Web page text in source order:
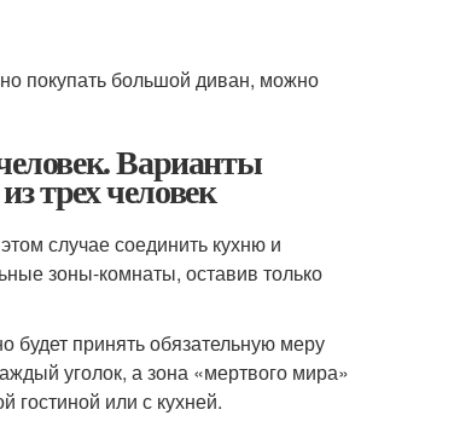
покупать большой диван, можно
Варианты
трех человек
случае соединить кухню и
зоны-комнаты, оставив только
будет принять обязательную меру
уголок, а зона «мертвого мира»
гостиной или с кухней.